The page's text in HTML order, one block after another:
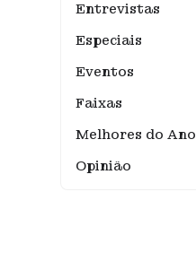
Entrevistas
Especiais
Eventos
Faixas
Melhores do Ano
Opinião